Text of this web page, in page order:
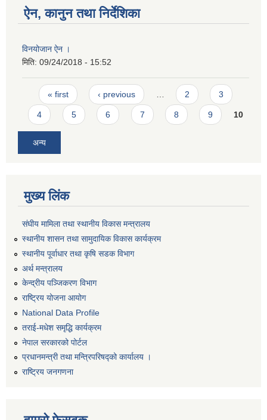
ऐन, कानुन तथा निर्देशिका
विनयोजान ऐन ।
मिति: 09/24/2018 - 15:52
Pages
« first ‹ previous 2 3
4 5 6 7 8 9 10
अन्य
मुख्य लिंक
संघीय मामिला तथा स्थानीय विकास मन्त्रालय
स्थानीय शासन तथा सामुदायिक विकास कार्यक्रम
स्थानीय पूर्वाधार तथा कृषि सडक विभाग
अर्थ मन्त्रालय
केन्द्रीय पञ्जिकरण विभाग
राष्ट्रिय योजना आयोग
National Data Profile
तराई-मधेश समृद्धि कार्यक्रम
नेपाल सरकारको पोर्टल
प्रधानमन्त्री तथा मन्त्रिपरिषद्को कार्यालय ।
राष्ट्रिय जनगणना